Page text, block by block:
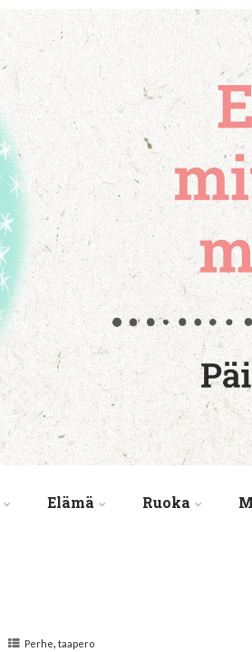
Elämä Ruoka
Perhe, taapero